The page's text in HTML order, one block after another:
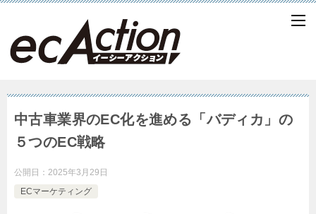
中古車業界のEC化を進める「バディカ」の
５つのEC戦略
公開日： 2025年3月29日
ECマーケティング